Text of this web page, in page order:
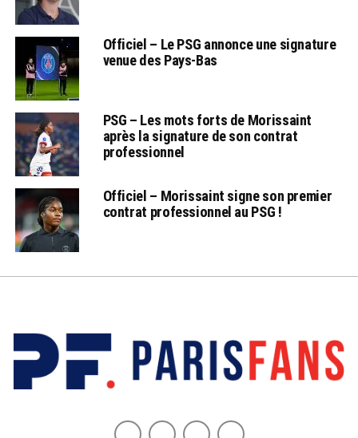
Officiel – Le PSG annonce une signature
venue des Pays-Bas
PSG – Les mots forts de Morissaint
après la signature de son contrat
professionnel
Officiel – Morissaint signe son premier
contrat professionnel au PSG !